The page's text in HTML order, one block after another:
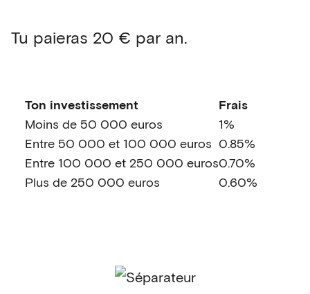
Tu paieras 20 € par an.
Ton investissement
Frais
Moins de 50 000 euros
1%
Entre 50 000 et 100 000 euros 0.85%
Entre 100 000 et 250 000 euros0.70%
Plus de 250 000 euros
0.60%